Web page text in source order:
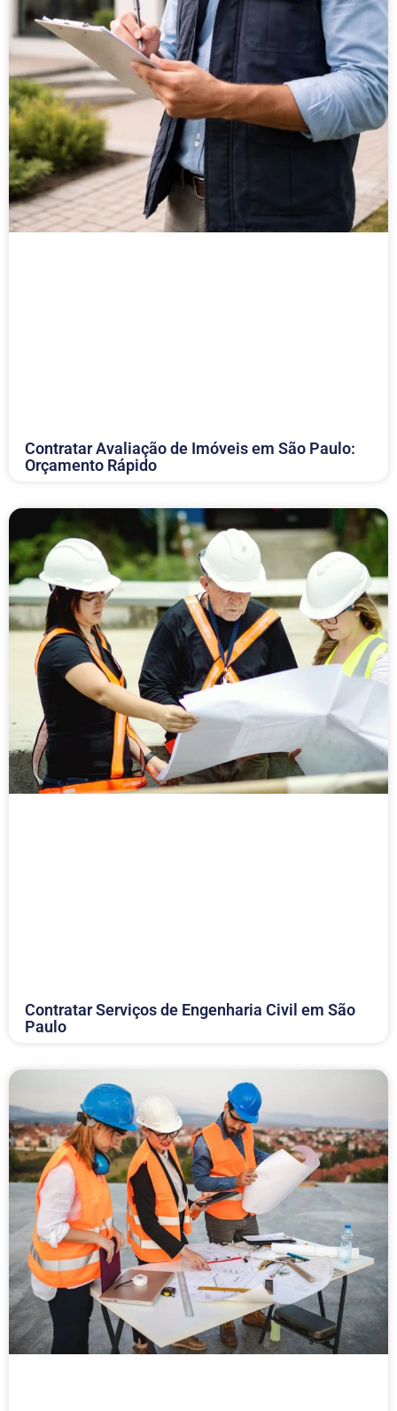
Contratar Avaliação de Imóveis em São Paulo:
Orçamento Rápido
Contratar Serviços de Engenharia Civil em São
Paulo